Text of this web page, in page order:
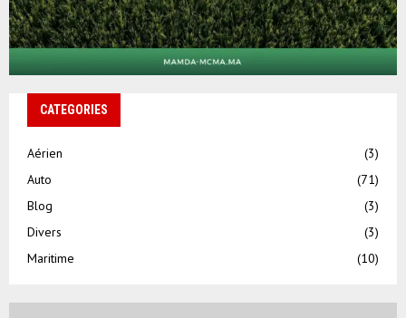
CATEGORIES
Aérien
(3)
Auto
(71)
Blog
(3)
Divers
(3)
Maritime
(10)